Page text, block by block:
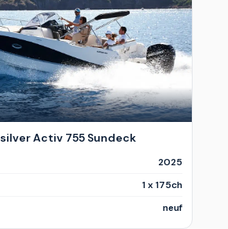
Activ 755 Sundeck
2025
1 x 175ch
neuf